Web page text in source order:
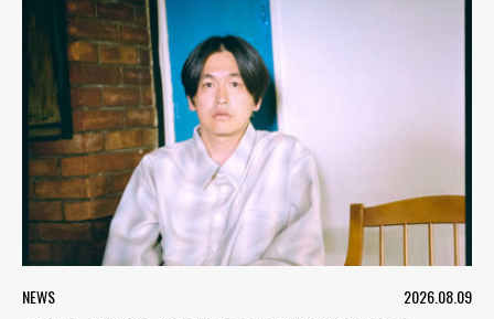
NEWS 2026.08.09